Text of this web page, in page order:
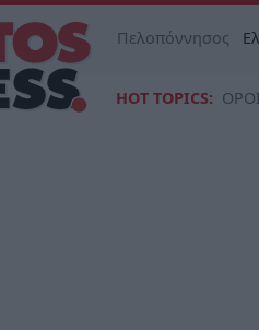
Πελοπόννησος
HOT TOPICS: